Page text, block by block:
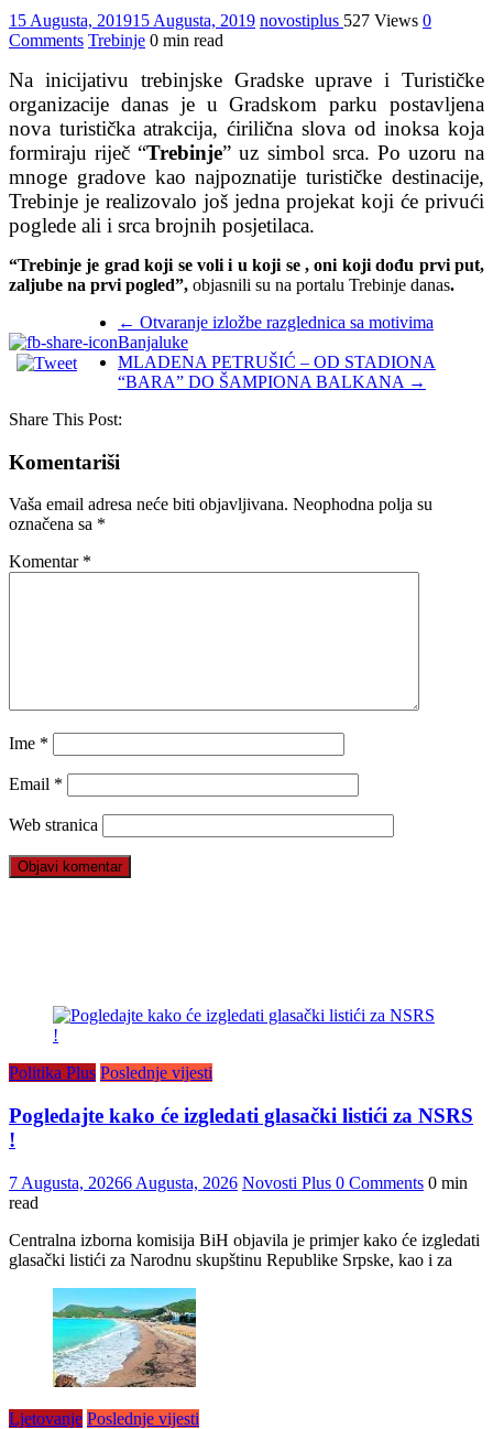
15 Augusta, 201915 Augusta, 2019 novostiplus 527 Views 0
Comments Trebinje 0 min read
Na inicijativu trebinjske Gradske uprave i Turističke
organizacije danas je u Gradskom parku postavljena
nova turistička atrakcija, ćirilična slova od inoksa koja
formiraju riječ “Trebinje” uz simbol srca. Po uzoru na
mnoge gradove kao najpoznatije turističke destinacije,
Trebinje je realizovalo još jedna projekat koji će privući
poglede ali i srca brojnih posjetilaca.
“Trebinje je grad koji se voli i u koji se , oni koji dođu prvi put,
zaljube na prvi pogled”, objasnili su na portalu Trebinje danas.
← Otvaranje izložbe razglednica sa motivima
Banjaluke
MLADENA PETRUŠIĆ – OD STADIONA
“BARA” DO ŠAMPIONA BALKANA →
Share This Post:
Komentariši
Vaša email adresa neće biti objavljivana. Neophodna polja su
označena sa *
Komentar *
Ime *
Email *
Web stranica
Politika Plus Poslednje vijesti
Pogledajte kako će izgledati glasački listići za NSRS
!
7 Augusta, 20266 Augusta, 2026 Novosti Plus 0 Comments 0 min
read
Centralna izborna komisija BiH objavila je primjer kako će izgledati
glasački listići za Narodnu skupštinu Republike Srpske, kao i za
Ljetovanje Poslednje vijesti